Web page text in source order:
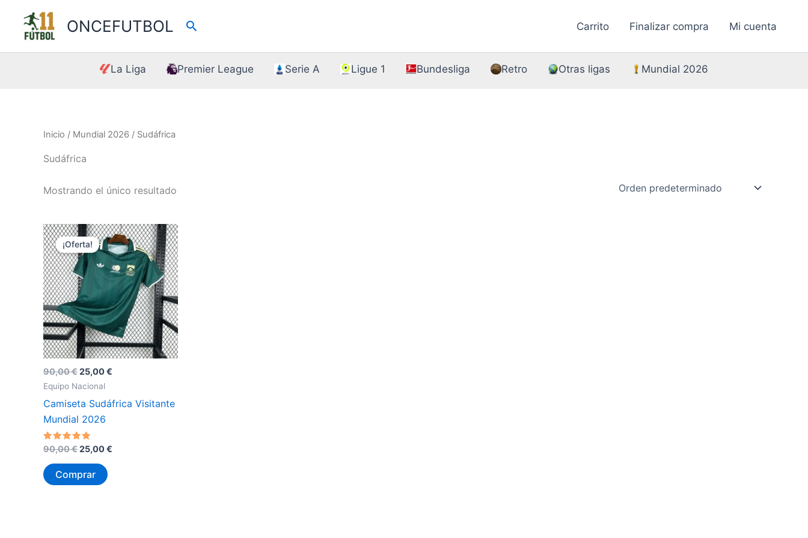
contenido
ONCEFUTBOL Buscar Carrito Finalizar compra Mi cuenta
La Liga Premier League Serie A Ligue 1 Bundesliga Retro Otras ligas Mundial 2026
Inicio / Mundial 2026 / Sudáfrica
Sudáfrica
Mostrando el único resultado
90,00€El
precio
original
era:
90,00 €.
25,00€
es:
¡Oferta!
Equipo Nacional
Camiseta Sudáfrica Visitante
Mundial 2026
Valorado
con
5
de 5
90,00€El
original
era:
25,00€
Comprar